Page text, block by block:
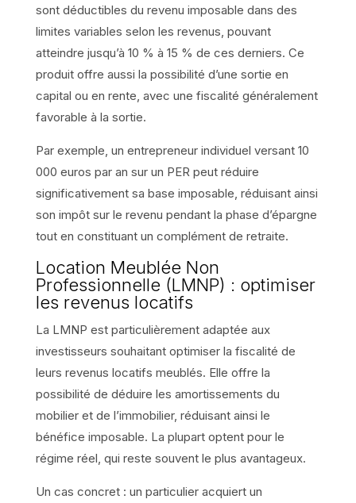
sont déductibles du revenu imposable dans des
limites variables selon les revenus, pouvant
atteindre jusqu’à 10 % à 15 % de ces derniers. Ce
produit offre aussi la possibilité d’une sortie en
capital ou en rente, avec une fiscalité généralement
favorable à la sortie.
Par exemple, un entrepreneur individuel versant 10
000 euros par an sur un PER peut réduire
significativement sa base imposable, réduisant ainsi
son impôt sur le revenu pendant la phase d’épargne
tout en constituant un complément de retraite.
Location Meublée Non
Professionnelle (LMNP) : optimiser
les revenus locatifs
La LMNP est particulièrement adaptée aux
investisseurs souhaitant optimiser la fiscalité de
leurs revenus locatifs meublés. Elle offre la
possibilité de déduire les amortissements du
mobilier et de l’immobilier, réduisant ainsi le
bénéfice imposable. La plupart optent pour le
régime réel, qui reste souvent le plus avantageux.
Un cas concret : un particulier acquiert un